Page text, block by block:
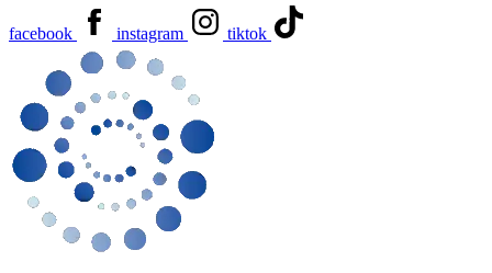
facebook instagram tiktok